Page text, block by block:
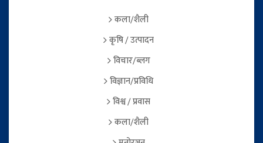
कला/शैली
कृषि / उत्पादन
विचार/ब्लग
विज्ञान/प्रविधि
विश्व / प्रवास
कला/शैली